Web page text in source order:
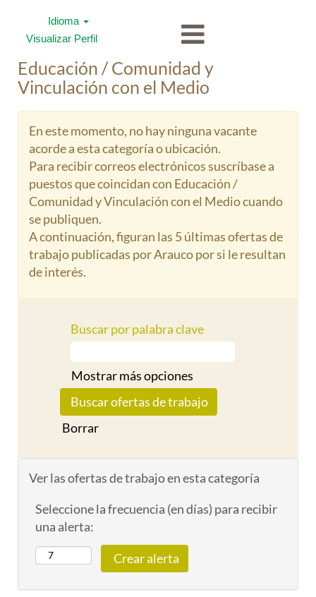
Idioma
Visualizar Perfil
Educación / Comunidad y
Vinculación con el Medio
En este momento, no hay ninguna vacante
acorde a esta categoría o ubicación.
Para recibir correos electrónicos suscríbase a
puestos que coincidan con Educación /
Comunidad y Vinculación con el Medio cuando
se publiquen.
A continuación, figuran las 5 últimas ofertas de
trabajo publicadas por Arauco por si le resultan
de interés.
Buscar por palabra clave
Mostrar más opciones
Borrar
Ver las ofertas de trabajo en esta categoría
Seleccione la frecuencia (en días) para recibir
una alerta: